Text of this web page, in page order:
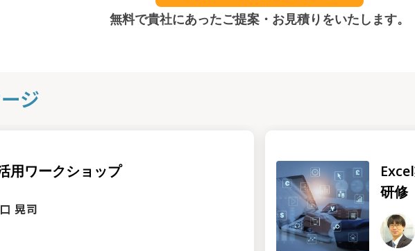
無料で貴社にあったご提案・お見積りをいたします。
ジ
用ワークショップ
晃司
研修